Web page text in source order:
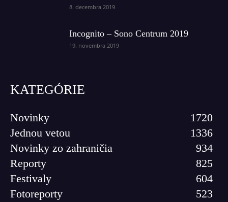
8. decembra 2019
Incognito – Sono Centrum 2019
19. novembra 2019
KATEGÓRIE
Novinky
1720
Jednou vetou
1336
Novinky zo zahraničia
934
Reporty
825
Festivaly
604
Fotoreporty
523